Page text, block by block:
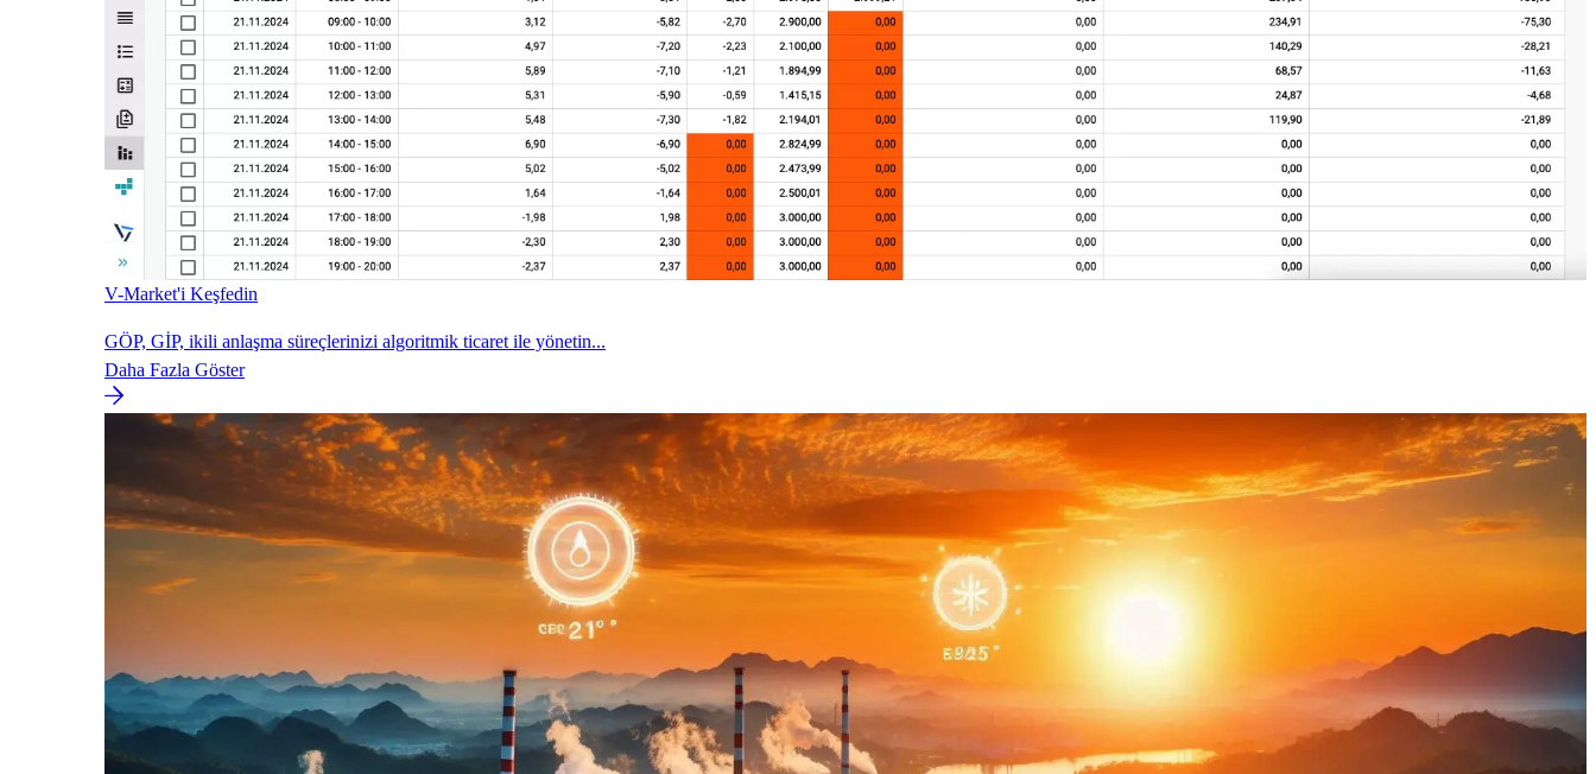
V-Market'i Keşfedin
GÖP, GİP, ikili anlaşma süreçlerinizi algoritmik ticaret ile yönetin...
Daha Fazla Göster